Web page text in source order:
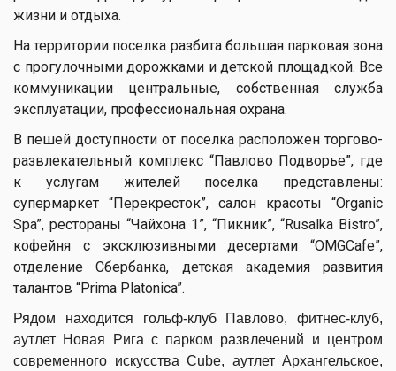
жизни и отдыха.
На территории поселка разбита большая парковая зона
с прогулочными дорожками и детской площадкой. Все
коммуникации центральные, собственная служба
эксплуатации, профессиональная охрана.
В пешей доступности от поселка расположен торгово-
развлекательный комплекс “Павлово Подворье”, где
к услугам жителей поселка представлены:
супермаркет “Перекресток”, салон красоты “Organic
Spa”, рестораны “Чайхона 1”, “Пикник”, “Rusalka Bistro”,
кофейня с эксклюзивными десертами “OMGCafe”,
отделение Сбербанка, детская академия развития
талантов “Prima Platonica”.
Рядом находится гольф-клуб Павлово, фитнес-клуб,
аутлет Новая Рига с парком развлечений и центром
современного искусства Cube, аутлет Архангельское,